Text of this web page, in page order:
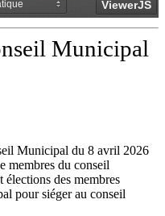
Municipal
Municipal du 8 avril 2026
membres du conseil
des membres
pour siéger au conseil